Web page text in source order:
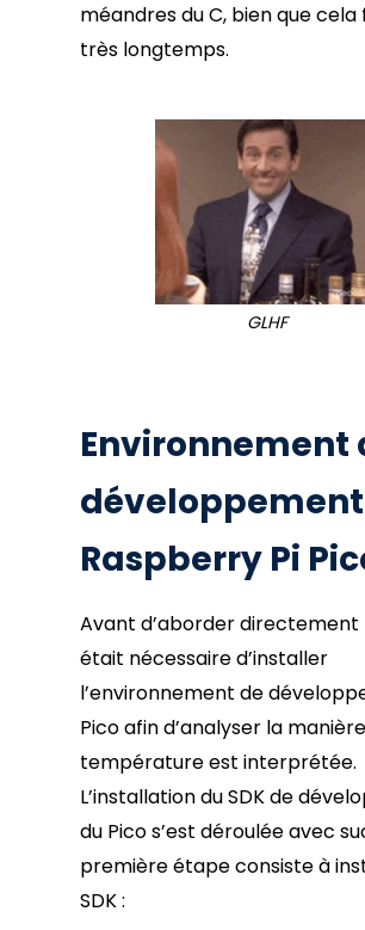
méandres du C, bien que cela
très longtemps.
GLHF
Environnement
développement
Raspberry Pi
Avant d’aborder directement
était nécessaire d’installer
l’environnement de
Pico afin d’analyser la
température est interprétée.
L’installation du SDK de
du Pico s’est déroulée avec
première étape consiste à
SDK :